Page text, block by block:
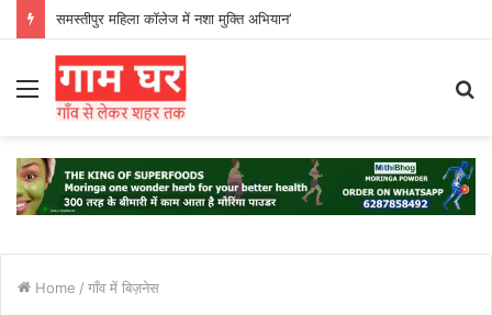
समस्तीपुर महिला कॉलेज में नशा मुक्ति अभियान’
Menu
Home / गाँव में बिज़नेस